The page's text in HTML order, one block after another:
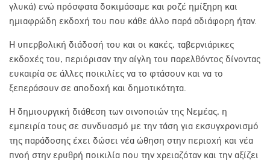
γλυκά) ενώ πρόσφατα δοκιμάσαμε και ροζέ ημίξηρη και
ημιαφρώδη εκδοχή του που κάθε άλλο παρά αδιάφορη ήταν.
Η υπερβολική διάδοσή του και οι κακές, ταβερνιάρικες
εκδοχές του, περιόρισαν την αίγλη του παρελθόντος δίνοντας
ευκαιρία σε άλλες ποικιλίες να το φτάσουν και να το
ξεπεράσουν σε αποδοχή και δημοτικότητα.
Η δημιουργική διάθεση των οινοποιών της Νεμέας, η
εμπειρία τους σε συνδυασμό με την τάση για εκσυγχρονισμό
της παράδοσης έχει δώσει νέα ώθηση στην περιοχή και νέα
πνοή στην ερυθρή ποικιλία που την χρειαζόταν και την αξίζει